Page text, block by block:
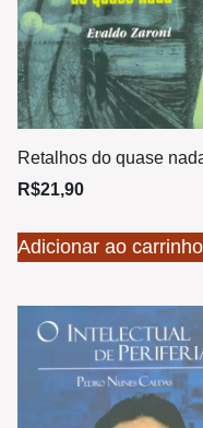
Retalhos do quase
R$21,90
Adicionar ao carrinho